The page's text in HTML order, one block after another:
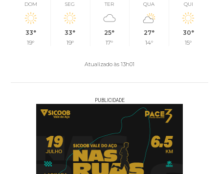
DOM
33°
19°
SEG
33°
19°
TER
25°
17°
QUA
27°
14°
QUI
30°
15°
Atualizado às 13h01
PUBLICIDADE